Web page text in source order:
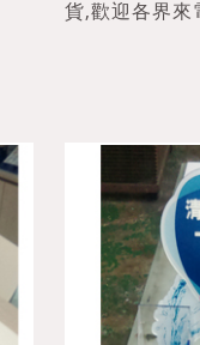
貨,歡迎各界來